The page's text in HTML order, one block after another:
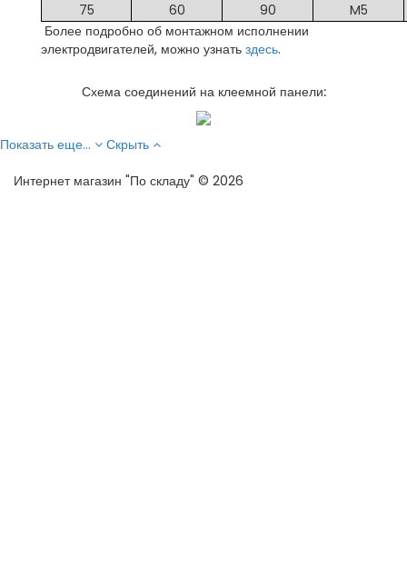
75
60 90
M5
Более подробно об монтажном исполнении
электродвигателей, можно узнать здесь.
Схема соединений на клеемной панели:
Показать еще...
Скрыть
Интернет магазин "По складу" © 2026